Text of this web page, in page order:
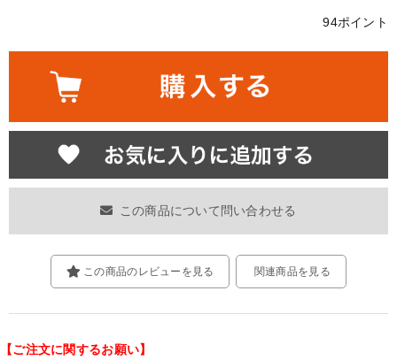
94ポイント
この商品について問い合わせる
関連商品を見る
この商品のレビューを見る
【ご注文に関するお願い】